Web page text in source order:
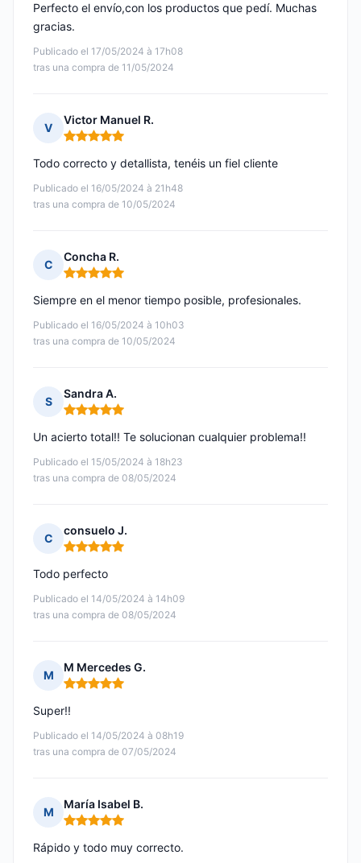
Publicado el 17/05/2024 à 17h08
tras una compra de 11/05/2024
Perfecto el envío,con los productos que pedí. Muchas
gracias.
V
Victor Manuel R.
Nota: 5 de 5
Publicado el 16/05/2024 à 21h48
tras una compra de 10/05/2024
Todo correcto y detallista, tenéis un fiel cliente
C
Concha R.
Nota: 5 de 5
Publicado el 16/05/2024 à 10h03
tras una compra de 10/05/2024
Siempre en el menor tiempo posible, profesionales.
S
Sandra A.
Nota: 5 de 5
Publicado el 15/05/2024 à 18h23
tras una compra de 08/05/2024
Un acierto total!! Te solucionan cualquier problema!!
C
consuelo J.
Nota: 5 de 5
Publicado el 14/05/2024 à 14h09
tras una compra de 08/05/2024
Todo perfecto
M
M Mercedes G.
Nota: 5 de 5
Publicado el 14/05/2024 à 08h19
tras una compra de 07/05/2024
Super!!
M
María Isabel B.
Nota: 5 de 5
Rápido y todo muy correcto.